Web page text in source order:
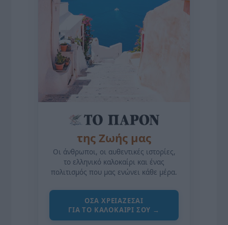
της Ζωής μας
Οι άνθρωποι, οι αυθεντικές ιστορίες,
το ελληνικό καλοκαίρι και ένας
πολιτισμός που μας ενώνει κάθε μέρα.
ΌΣΑ ΧΡΕΙΆΖΕΣΑΙ
ΓΙΑ ΤΟ ΚΑΛΟΚΑΊΡΙ ΣΟΥ →